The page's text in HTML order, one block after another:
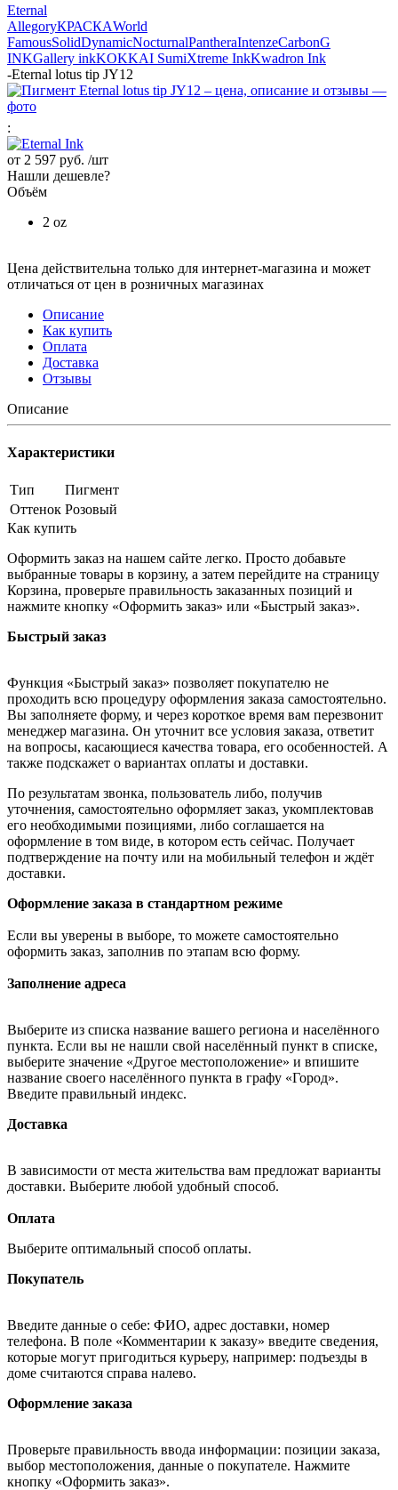
Eternal
AllegoryКРАСКАWorld
FamousSolidDynamicNocturnalPantheraIntenzeCarbonG
INKGallery inkKOKKAI SumiXtreme InkKwadron Ink
-Eternal lotus tip JY12
:
от 2 597 руб. /шт
Нашли дешевле?
Объём
2 oz
Цена действительна только для интернет-магазина и может
отличаться от цен в розничных магазинах
Описание
Как купить
Оплата
Доставка
Отзывы
Описание
Характеристики
Тип
Пигмент
Оттенок Розовый
Как купить
Оформить заказ на нашем сайте легко. Просто добавьте
выбранные товары в корзину, а затем перейдите на страницу
Корзина, проверьте правильность заказанных позиций и
нажмите кнопку «Оформить заказ» или «Быстрый заказ».
Быстрый заказ
Функция «Быстрый заказ» позволяет покупателю не
проходить всю процедуру оформления заказа самостоятельно.
Вы заполняете форму, и через короткое время вам перезвонит
менеджер магазина. Он уточнит все условия заказа, ответит
на вопросы, касающиеся качества товара, его особенностей. А
также подскажет о вариантах оплаты и доставки.
По результатам звонка, пользователь либо, получив
уточнения, самостоятельно оформляет заказ, укомплектовав
его необходимыми позициями, либо соглашается на
оформление в том виде, в котором есть сейчас. Получает
подтверждение на почту или на мобильный телефон и ждёт
доставки.
Оформление заказа в стандартном режиме
Если вы уверены в выборе, то можете самостоятельно
оформить заказ, заполнив по этапам всю форму.
Заполнение адреса
Выберите из списка название вашего региона и населённого
пункта. Если вы не нашли свой населённый пункт в списке,
выберите значение «Другое местоположение» и впишите
название своего населённого пункта в графу «Город».
Введите правильный индекс.
Доставка
В зависимости от места жительства вам предложат варианты
доставки. Выберите любой удобный способ.
Оплата
Выберите оптимальный способ оплаты.
Покупатель
Введите данные о себе: ФИО, адрес доставки, номер
телефона. В поле «Комментарии к заказу» введите сведения,
которые могут пригодиться курьеру, например: подъезды в
доме считаются справа налево.
Оформление заказа
Проверьте правильность ввода информации: позиции заказа,
выбор местоположения, данные о покупателе. Нажмите
кнопку «Оформить заказ».